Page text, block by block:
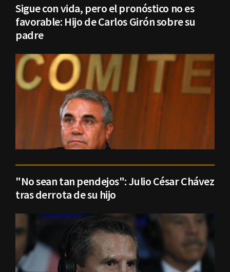
Sigue con vida, pero el pronóstico no es
favorable: Hijo de Carlos Girón sobre su
padre
"No sean tan pendejos": Julio César Chávez
tras derrota de su hijo